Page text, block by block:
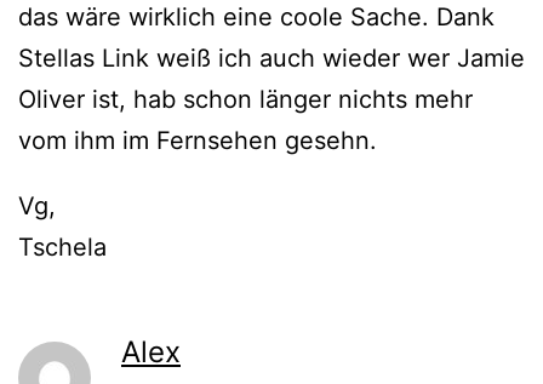
das wäre wirklich eine coole Sache. Dank
Stellas Link weiß ich auch wieder wer Jamie
Oliver ist, hab schon länger nichts mehr
vom ihm im Fernsehen gesehn.
Vg,
Tschela
Alex